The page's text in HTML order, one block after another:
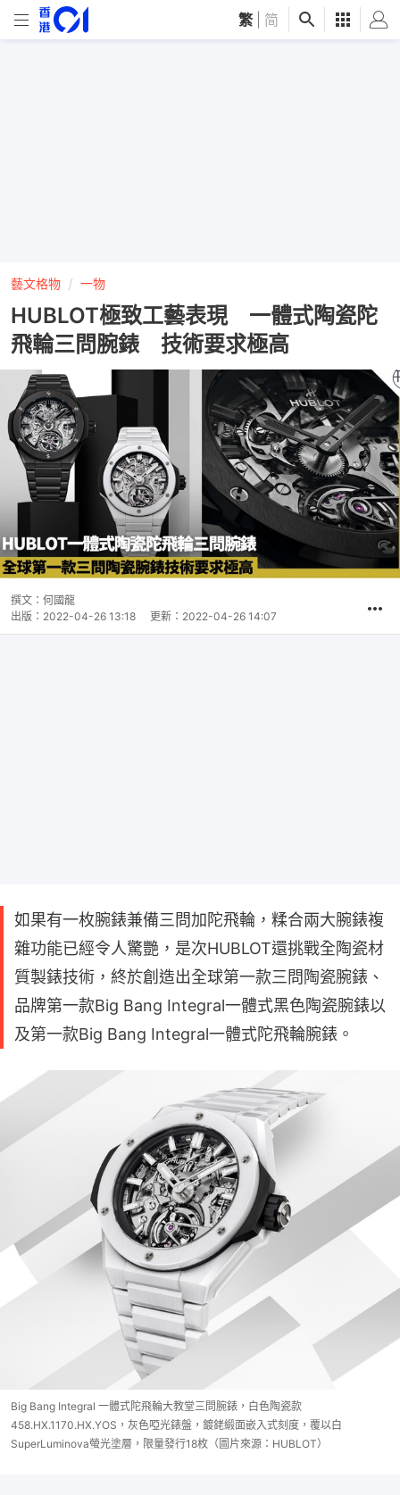
繁 简
藝文格物 一物
HUBLOT極致工藝表現 一體式陶瓷陀
飛輪三問腕錶 技術要求極高
撰文： 何國龍
出版： 2022-04-26 13:18 更新： 2022-04-26 14:07
如果有一枚腕錶兼備三問加陀飛輪，糅合兩大腕錶複
雜功能已經令人驚艷，是次HUBLOT還挑戰全陶瓷材
質製錶技術，終於創造出全球第一款三問陶瓷腕錶、
品牌第一款Big Bang Integral一體式黑色陶瓷腕錶以
及第一款Big Bang Integral一體式陀飛輪腕錶。
Big Bang Integral 一體式陀飛輪大教堂三問腕錶，白色陶瓷款
458.HX.1170.HX.YOS，灰色啞光錶盤，鍍銠緞面嵌入式刻度，覆以白
SuperLuminova螢光塗層，限量發行18枚（圖片來源：HUBLOT）